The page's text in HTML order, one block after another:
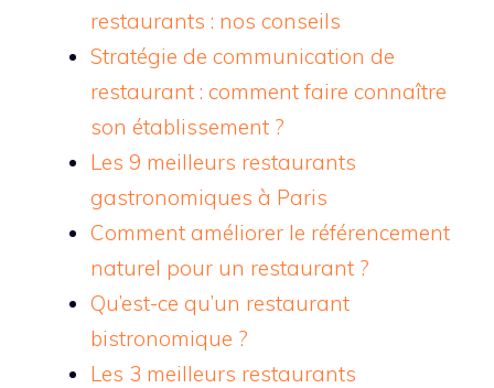
restaurants : nos conseils
Stratégie de communication de
restaurant : comment faire connaître
son établissement ?
Les 9 meilleurs restaurants
gastronomiques à Paris
Comment améliorer le référencement
naturel pour un restaurant ?
Qu’est-ce qu’un restaurant
bistronomique ?
Les 3 meilleurs restaurants